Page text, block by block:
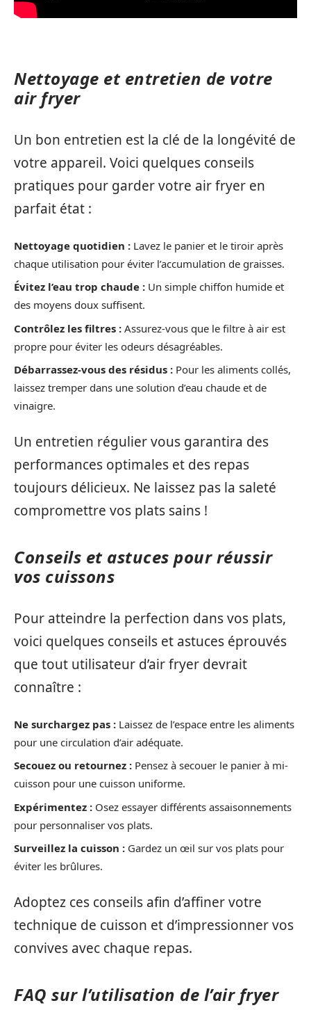
Nettoyage et entretien de votre
air fryer
Un bon entretien est la clé de la longévité de
votre appareil. Voici quelques conseils
pratiques pour garder votre air fryer en
parfait état :
Nettoyage quotidien : Lavez le panier et le tiroir après
chaque utilisation pour éviter l’accumulation de graisses.
Évitez l’eau trop chaude : Un simple chiffon humide et
des moyens doux suffisent.
Contrôlez les filtres : Assurez-vous que le filtre à air est
propre pour éviter les odeurs désagréables.
Débarrassez-vous des résidus : Pour les aliments collés,
laissez tremper dans une solution d’eau chaude et de
vinaigre.
Un entretien régulier vous garantira des
performances optimales et des repas
toujours délicieux. Ne laissez pas la saleté
compromettre vos plats sains !
Conseils et astuces pour réussir
vos cuissons
Pour atteindre la perfection dans vos plats,
voici quelques conseils et astuces éprouvés
que tout utilisateur d’air fryer devrait
connaître :
Ne surchargez pas : Laissez de l’espace entre les aliments
pour une circulation d’air adéquate.
Secouez ou retournez : Pensez à secouer le panier à mi-
cuisson pour une cuisson uniforme.
Expérimentez : Osez essayer différents assaisonnements
pour personnaliser vos plats.
Surveillez la cuisson : Gardez un œil sur vos plats pour
éviter les brûlures.
Adoptez ces conseils afin d’affiner votre
technique de cuisson et d’impressionner vos
convives avec chaque repas.
FAQ sur l’utilisation de l’air fryer